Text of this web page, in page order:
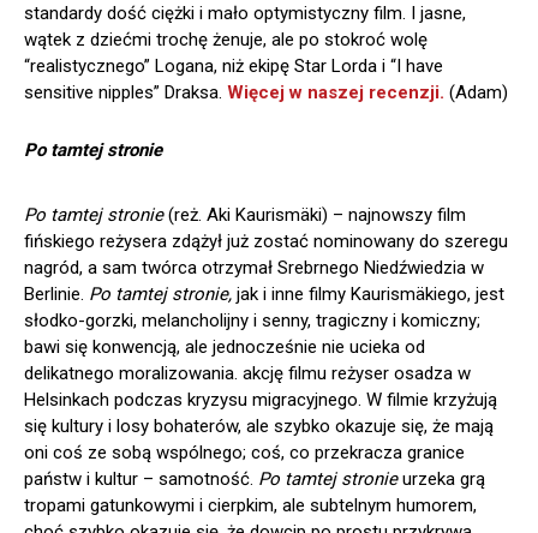
standardy dość ciężki i mało optymistyczny film. I jasne,
wątek z dziećmi trochę żenuje, ale po stokroć wolę
“realistycznego” Logana, niż ekipę Star Lorda i “I have
sensitive nipples” Draksa. Więcej w naszej recenzji. (Adam)
Po tamtej stronie
Po tamtej stronie(reż. Aki Kaurismäki) – najnowszy film
fińskiego reżysera zdążył już zostać nominowany do szeregu
nagród, a sam twórca otrzymał Srebrnego Niedźwiedzia w
Berlinie. Po tamtej stronie, jak i inne filmy Kaurismäkiego, jest
słodko-gorzki, melancholijny i senny, tragiczny i komiczny;
bawi się konwencją, ale jednocześnie nie ucieka od
delikatnego moralizowania. akcję filmu reżyser osadza w
Helsinkach podczas kryzysu migracyjnego. W filmie krzyżują
się kultury i losy bohaterów, ale szybko okazuje się, że mają
oni coś ze sobą wspólnego; coś, co przekracza granice
państw i kultur – samotność. Po tamtej stronieurzeka grą
tropami gatunkowymi i cierpkim, ale subtelnym humorem,